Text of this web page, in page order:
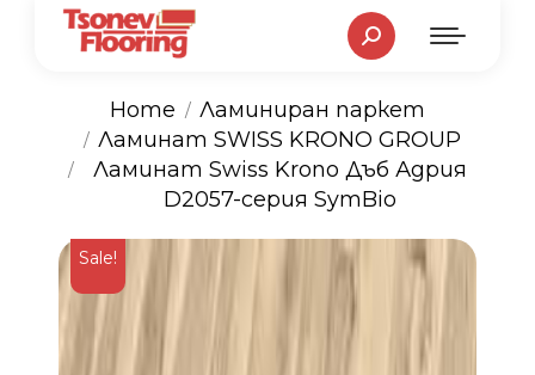
Search:
You are here:
Home
Ламиниран паркет
Ламинат SWISS KRONO GROUP
Ламинат Swiss Krono Дъб Адрия
D2057-серия SymBio
Sale!